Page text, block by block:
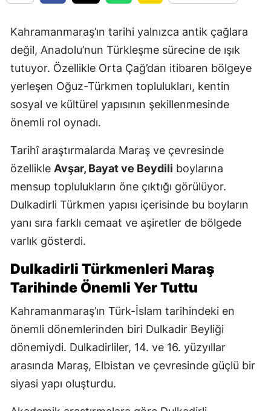
Kahramanmaraş’ın tarihi yalnızca antik çağlara
değil, Anadolu’nun Türkleşme sürecine de ışık
tutuyor. Özellikle Orta Çağ’dan itibaren bölgeye
yerleşen Oğuz-Türkmen toplulukları, kentin
sosyal ve kültürel yapısının şekillenmesinde
önemli rol oynadı.
Tarihî araştırmalarda Maraş ve çevresinde
özellikle Avşar, Bayat ve Beydili boylarına
mensup toplulukların öne çıktığı görülüyor.
Dulkadirli Türkmen yapısı içerisinde bu boyların
yanı sıra farklı cemaat ve aşiretler de bölgede
varlık gösterdi.
Dulkadirli Türkmenleri Maraş
Tarihinde Önemli Yer Tuttu
Kahramanmaraş’ın Türk-İslam tarihindeki en
önemli dönemlerinden biri Dulkadir Beyliği
dönemiydi. Dulkadirliler, 14. ve 16. yüzyıllar
arasında Maraş, Elbistan ve çevresinde güçlü bir
siyasi yapı oluşturdu.